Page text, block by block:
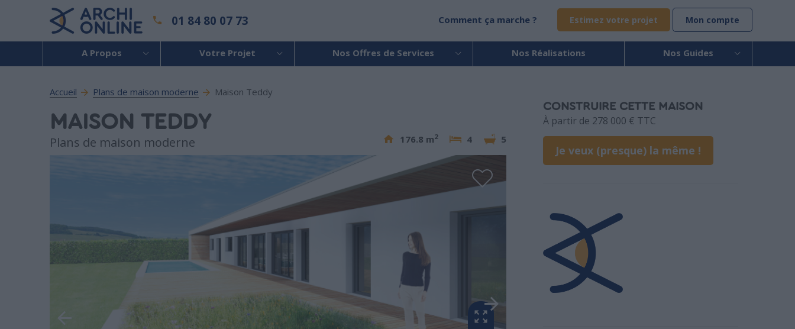
01 84 80 07 73 Comment ça marche ? Estimez votre projet Mon compte
A Propos Votre Projet Nos Offres de Services Nos Réalisations Nos Guides
Accueil Plans de maison moderne Maison Teddy
MAISON TEDDY
Plans de maison moderne 176.8 m2 4 5
CONSTRUIRE CETTE MAISON
À partir de 278 000 € TTC
Je veux (presque) la même !